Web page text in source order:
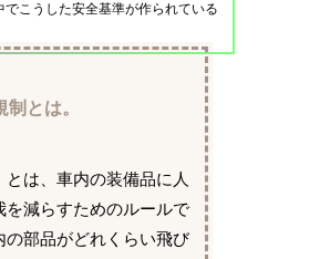
でこうした安全基準が作られている
とは。
とは、車内の装備品に人
を減らすためのルールで
の部品がどれくらい飛び